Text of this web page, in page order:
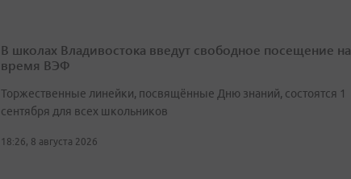
В школах Владивостока введут свободное посещение на
время ВЭФ
Торжественные линейки, посвящённые Дню знаний, состоятся 1
сентября для всех школьников
18:26, 8 августа 2026